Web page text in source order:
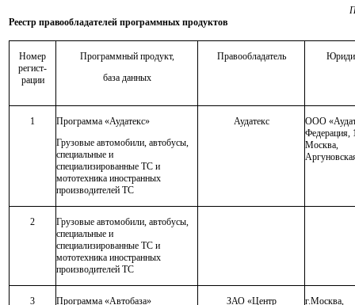
Реестр правообладателей программных продуктов
Номер
регист-
рации
Программный продукт,
база данных
Правообладатель
1
Программа «Аудатекс»
Грузовые автомобили, автобусы,
специальные и
специализированные ТС и
мототехника иностранных
производителей ТС
Аудатекс
ООО
Федерация,
2
Грузовые автомобили, автобусы,
специальные и
специализированные ТС и
мототехника иностранных
производителей ТС
3 Программа «Автобаза»
ЗАО «Центр
г.Москва,